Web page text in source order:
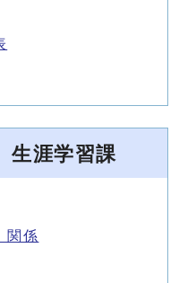
生涯学習課
関係